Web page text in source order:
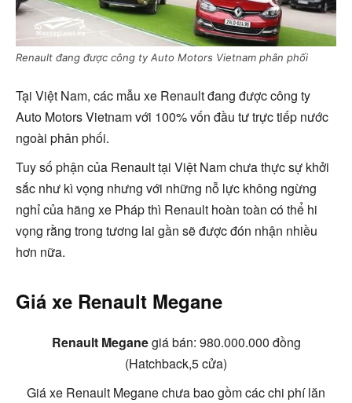
Renault đang được công ty Auto Motors Vietnam phân phối
Tại Việt Nam, các mẫu xe Renault đang được công ty
Auto Motors Vietnam với 100% vốn đầu tư trực tiếp nước
ngoài phân phối.
Tuy số phận của Renault tại Việt Nam chưa thực sự khởi
sắc như kì vọng nhưng với những nỗ lực không ngừng
nghỉ của hãng xe Pháp thì Renault hoàn toàn có thể hi
vọng rằng trong tương lai gần sẽ được đón nhận nhiều
hơn nữa.
Giá xe Renault Megane
Renault Meganegiá bán: 980.000.000 đồng
(Hatchback,5 cửa)
Giá xe Renault Megane chưa bao gồm các chi phí lăn